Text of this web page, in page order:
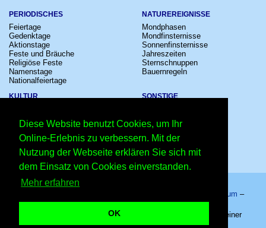
Diese Website benutzt Cookies, um Ihr
Online-Erlebnis zu verbessern. Mit der
Nutzung der Webseite erklären Sie sich mit
dem Einsatz von Cookies einverstanden.
Mehr erfahren
OK
PERIODISCHES
Feiertage
Gedenktage
Aktionstage
Feste und Bräuche
Religiöse Feste
Namenstage
Nationalfeiertage
NATUREREIGNISSE
Mondphasen
Mondfinsternisse
Sonnenfinsternisse
Jahreszeiten
Sternschnuppen
Bauernregeln
KULTUR
Kinostarts
Festivals
Großevents
Comedy
Shows
SONSTIGE
Sternzeichen
Schalttage
Wahltage
Erinnerungen
Volksfeste
Impressum –
Datenschutzhinweis–Kontakt
Tag der Erholung 2026 - 15.08.2026 – Copyright © 2026 Kleiner
Kalender